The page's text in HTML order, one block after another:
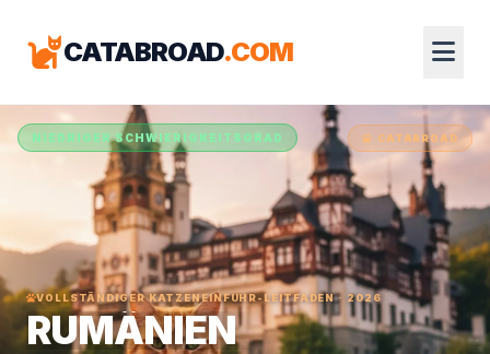
CATABROAD.COM
NIEDRIGER SCHWIERIGKEITSGRAD CATABROAD
VOLLSTÄNDIGER KATZENEINFUHR-LEITFADEN · 2026
RUMÄNIEN